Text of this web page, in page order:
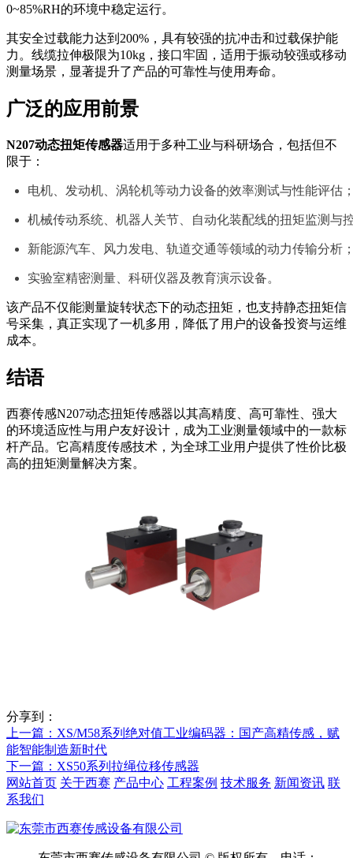
0~85%RH的环境中稳定运行。
其安全过载能力达到200%，具有较强的抗冲击和过载保护能
力。线缆拉伸极限为10kg，接口牢固，适用于振动较强或移动
测量场景，显著提升了产品的可靠性与使用寿命。
广泛的应用前景
N207动态扭矩传感器适用于多种工业与科研场合，包括但不
限于：
电机、发动机、涡轮机等动力设备的效率测试与性能评估
机械传动系统、机器人关节、自动化装配线的扭矩监测与
新能源汽车、风力发电、轨道交通等领域的动力传输分析
实验室精密测量、科研仪器及教育演示设备。
该产品不仅能测量旋转状态下的动态扭矩，也支持静态扭矩信
号采集，真正实现了一机多用，降低了用户的设备投资与运维
成本。
结语
西赛传感N207动态扭矩传感器以其高精度、高可靠性、强大
的环境适应性与用户友好设计，成为工业测量领域中的一款标
杆产品。它高精度传感技术，为全球工业用户提供了性价比极
高的扭矩测量解决方案。
分享到：
上一篇 ：XS/M58系列绝对值工业编码器：国产高精传感，赋
能智能制造新时代
下一篇 ：XS50系列拉绳位移传感器
网站首页 关于西赛 产品中心 工程案例 技术服务 新闻资讯 联
系我们